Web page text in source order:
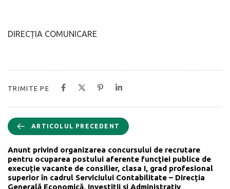
DIRECȚIA COMUNICARE
TRIMITE PE
ARTICOLUL PRECEDENT
Anunt privind organizarea concursului de recrutare
pentru ocuparea postului aferente funcţiei publice de
execuție vacante de consilier, clasa I, grad profesional
superior în cadrul Serviciului Contabilitate – Direcția
Generală Economică, Investiții și Administrativ